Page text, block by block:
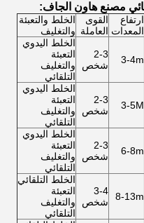
ارتفاع
المعدات
القوى
العاملة
الخلط والتعبئة
والتغليف
3-4m
2-3
شخص
الخلط اليدوي
التعبئة
والتغليف
التلقائي
3-5M
2-3
شخص
الخلط اليدوي
التعبئة
والتغليف
التلقائي
6-8m
2-3
شخص
الخلط اليدوي
التعبئة
والتغليف
التلقائي
8-13m
3-4
شخص
الخلط التلقائي
التعبئة
والتغليف
التلقائي